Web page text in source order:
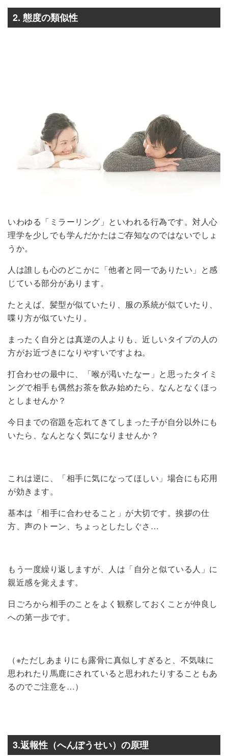
2. 態度の類似性
いわゆる「ミラーリング」といわれる行為です。対人心
理学を少しでも学んだかたはご存知なのではないでしょ
うか。
人は誰しも心のどこかに「他者と同一でありたい」と感
じている部分があります。
たとえば、髪型が似ていたり、服の系統が似ていたり、
喋り方が似ていたり。
まったく自分とは真逆の人よりも、近しいタイプの人の
方がお近づきになりやすいですよね。
打合わせの最中に、「喉が渇いたなー」と思ったタイミ
ングで相手も偶然お茶を飲み始めたら、なんとなくほっ
としませんか？
今日までの宿題を忘れてきてしまった子が自分以外にも
いたら、なんとなく気になりませんか？
これは逆に、「相手に気になってほしい」場合にも応用
が効きます。
基本は「相手に合わせること」が大切です。挨拶の仕
方、声のトーン、ちょっとしたしぐさ…
もう一度繰り返しますが、人は「自分と似ている人」に
親近感を覚えます。
日ごろから相手のことをよく観察しておくことが仲良し
への第一歩です。
（※ただしあまりにも露骨に真似しすぎると、不気味に
思われたり馬鹿にされていると思われたりすることもあ
るのでご注意を…）
3.返報性（へんぽうせい）の原理